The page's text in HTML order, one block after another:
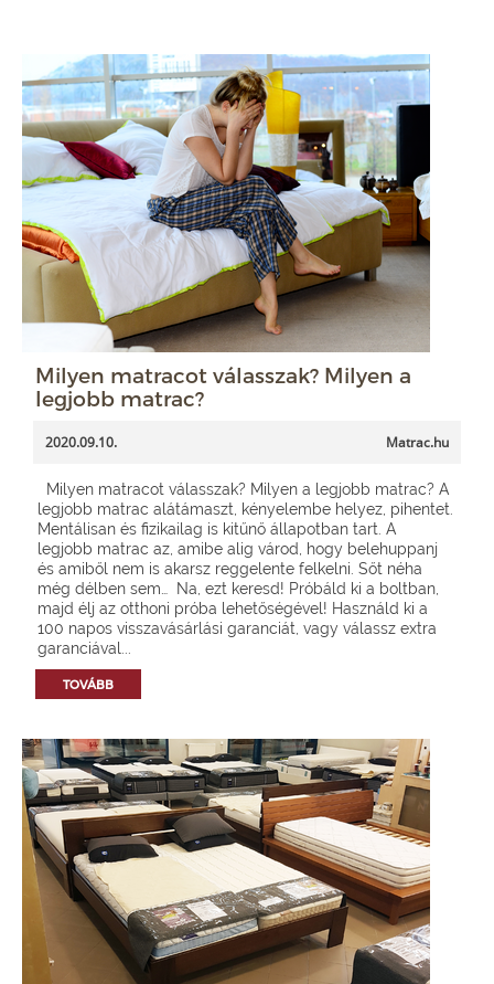
Milyen matracot válasszak? Milyen a
legjobb matrac?
2020.09.10. Matrac.hu
Milyen matracot válasszak? Milyen a legjobb matrac? A
legjobb matrac alátámaszt, kényelembe helyez, pihentet.
Mentálisan és fizikailag is kitűnő állapotban tart. A
legjobb matrac az, amibe alig várod, hogy belehuppanj
és amiből nem is akarsz reggelente felkelni. Sőt néha
még délben sem… Na, ezt keresd! Próbáld ki a boltban,
majd élj az otthoni próba lehetőségével! Használd ki a
100 napos visszavásárlási garanciát, vagy válassz extra
garanciával...
TOVÁBB